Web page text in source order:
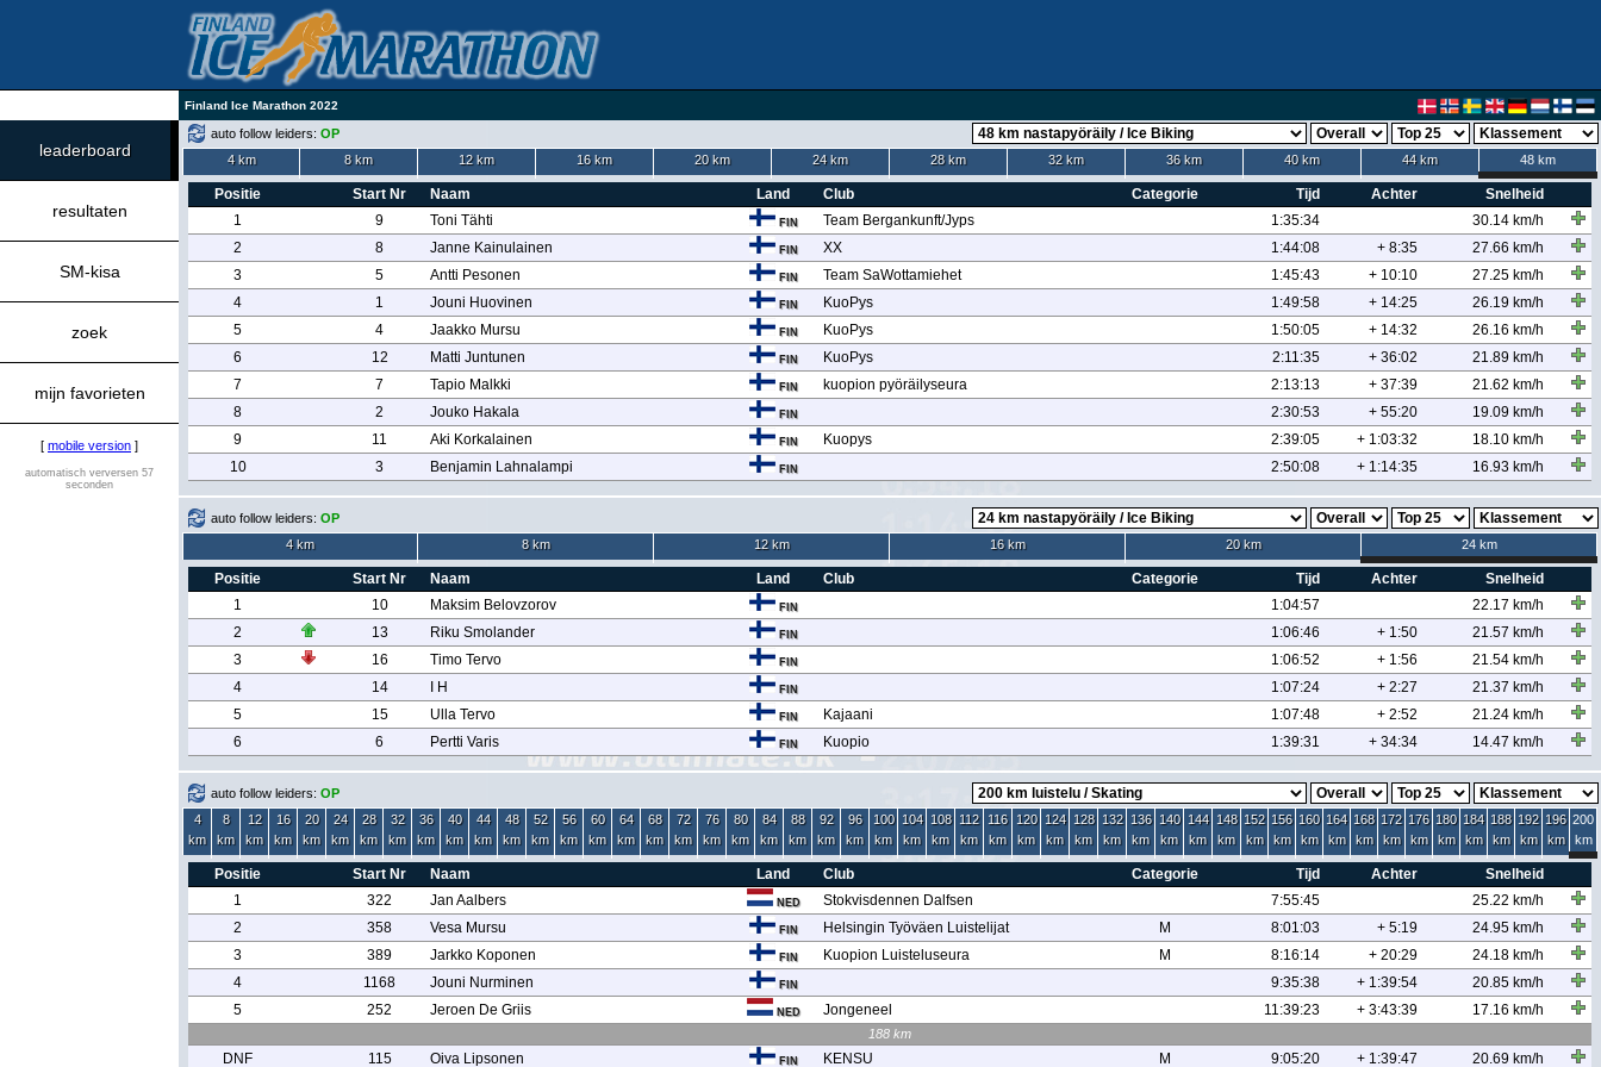
Finland Ice Marathon 2022
leaderboard
resultaten
SM-kisa
zoek
mijn favorieten
[ mobile version ]
automatisch verversen 57
seconden
auto follow leiders: OP
4 km
8 km 12 km 16 km 20 km 24 km 28 km 32 km 36 km 40 km 44 km 48 km
Positie Start Nr Naam Land Club Categorie Tijd Achter
Snelheid
1
9 Toni Tähti FIN Team Bergankunft/Jyps 1:35:34
30.14 km/h
2
8 Janne Kainulainen FIN XX 1:44:08 + 8:35
27.66 km/h
3
5 Antti Pesonen FIN Team SaWottamiehet 1:45:43 + 10:10
27.25 km/h
4
1 Jouni Huovinen FIN KuoPys 1:49:58 + 14:25
26.19 km/h
5
4 Jaakko Mursu FIN KuoPys 1:50:05 + 14:32
26.16 km/h
6
12 Matti Juntunen FIN KuoPys 2:11:35 + 36:02
21.89 km/h
7
7 Tapio Malkki FIN kuopion pyöräilyseura 2:13:13 + 37:39
21.62 km/h
8
2 Jouko Hakala FIN 2:30:53 + 55:20
19.09 km/h
9
11 Aki Korkalainen FIN Kuopys 2:39:05 + 1:03:32
18.10 km/h
10
3 Benjamin Lahnalampi FIN 2:50:08 + 1:14:35 16.93 km/h
auto follow leiders: OP
4 km
8 km 12 km 16 km 20 km 24 km
Positie Start Nr Naam Land Club Categorie Tijd Achter
Snelheid
1
10 Maksim Belovzorov FIN 1:04:57
22.17 km/h
2
13 Riku Smolander FIN 1:06:46 + 1:50
21.57 km/h
3
16 Timo Tervo FIN 1:06:52 + 1:56
21.54 km/h
4
14 I H FIN 1:07:24 + 2:27
21.37 km/h
5
15 Ulla Tervo FIN Kajaani 1:07:48 + 2:52
21.24 km/h
6
6 Pertti Varis FIN Kuopio 1:39:31 + 34:34 14.47 km/h
auto follow leiders: OP
4
km
8
km
12
km
16
km
20
km
24
km
28
km
32
km
36
km
40
km
44
km
48
km
52
km
56
km
60
km
64
km
68
km
72
km
76
km
80
km
84
km
88
km
92
km
96
km
100
km
104
km
108
km
112
km
116
km
120
km
124
km
128
km
132
km
136
km
140
km
144
km
148
km
152
km
156
km
160
km
164
km
168
km
172
km
176
km
180
km
184
km
188
km
192
km
196
km
200
km
Positie Start Nr Naam Land Club Categorie Tijd Achter
Snelheid
1
322 Jan Aalbers NED Stokvisdennen Dalfsen 7:55:45
25.22 km/h
2
358 Vesa Mursu FIN Helsingin Työväen Luistelijat M 8:01:03 + 5:19
24.95 km/h
3
389 Jarkko Koponen FIN Kuopion Luisteluseura M 8:16:14 + 20:29
24.18 km/h
4
1168 Jouni Nurminen FIN 9:35:38 + 1:39:54
20.85 km/h
5
252 Jeroen De Griis NED Jongeneel 11:39:23 + 3:43:39 17.16 km/h
188 km
DNF 115 Oiva Lipsonen FIN KENSU M 9:05:20 + 1:39:47 20.69 km/h